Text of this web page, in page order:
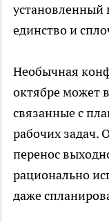
установленный
единство и
Необычная
октябре может
связанные с
рабочих задач.
перенос
рационально
даже